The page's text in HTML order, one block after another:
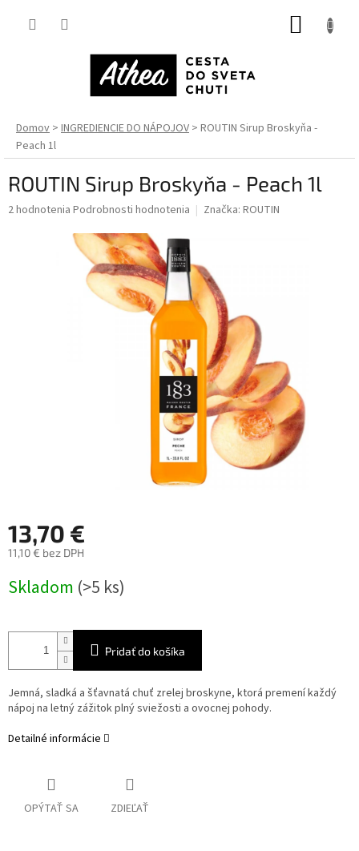
Domov INGREDIENCIE DO NÁPOJOV
ROUTIN Sirup Broskyňa -
Peach 1l
ROUTIN Sirup Broskyňa - Peach 1l
Priemerné
2 hodnotenia Podrobnosti hodnotenia Značka: ROUTIN
13,70 €
11,10 € bez DPH
cena:
Skladom (>5 ks)
Pridať do košíka
Jemná, sladká a šťavnatá chuť zrelej broskyne, ktorá premení každý
nápoj na letný zážitok plný sviežosti a ovocnej pohody.
Detailné informácie
OPÝTAŤ SA ZDIEĽAŤ